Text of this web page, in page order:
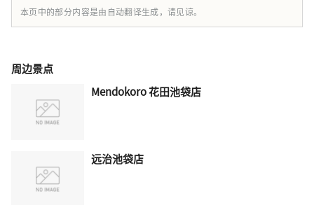
本页中的部分内容是由自动翻译生成，请见谅。
周边景点
Mendokoro 花田池袋店
远治池袋店